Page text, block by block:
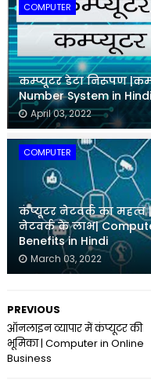
COMPUTER
कम्प्यूटर डेटा निरूपण
Number System in Hindi
April 03, 2022
COMPUTER
कंप्यूटर नेटवर्क का महत्व
नेटवर्क के लाभ|
Benefits in Hindi
March 03, 2022
PREVIOUS
ऑनलाइन व्यापार में कंप्यूटर की
भूमिका | Computer in Online
Business